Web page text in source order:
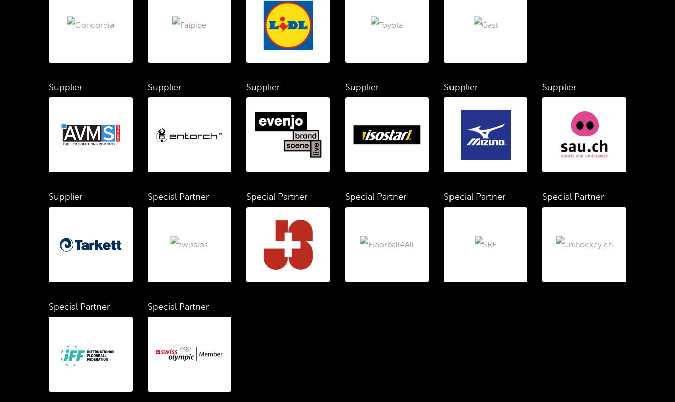
Supplier Supplier Supplier Supplier Supplier Supplier
Supplier Special Partner Special Partner Special Partner Special Partner Special Partner
Special Partner Special Partner